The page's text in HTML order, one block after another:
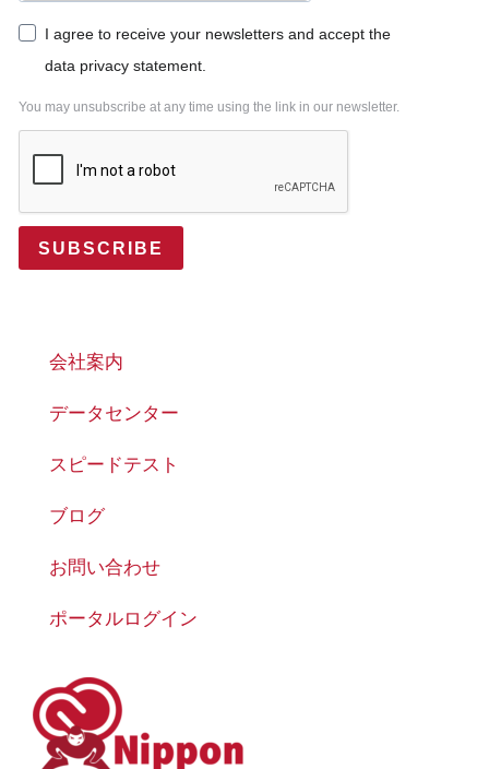
会社案内
データセンター
スピードテスト
ブログ
お問い合わせ
ポータルログイン
I agree to receive your newsletters and accept the
data privacy statement.
You may unsubscribe at any time using the link in our newsletter.
SUBSCRIBE